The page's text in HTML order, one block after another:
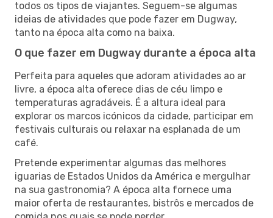
todos os tipos de viajantes. Seguem-se algumas
ideias de atividades que pode fazer em Dugway,
tanto na época alta como na baixa.
O que fazer em Dugway durante a época alta
Perfeita para aqueles que adoram atividades ao ar
livre, a época alta oferece dias de céu limpo e
temperaturas agradáveis. É a altura ideal para
explorar os marcos icónicos da cidade, participar em
festivais culturais ou relaxar na esplanada de um
café.
Pretende experimentar algumas das melhores
iguarias de Estados Unidos da América e mergulhar
na sua gastronomia? A época alta fornece uma
maior oferta de restaurantes, bistrôs e mercados de